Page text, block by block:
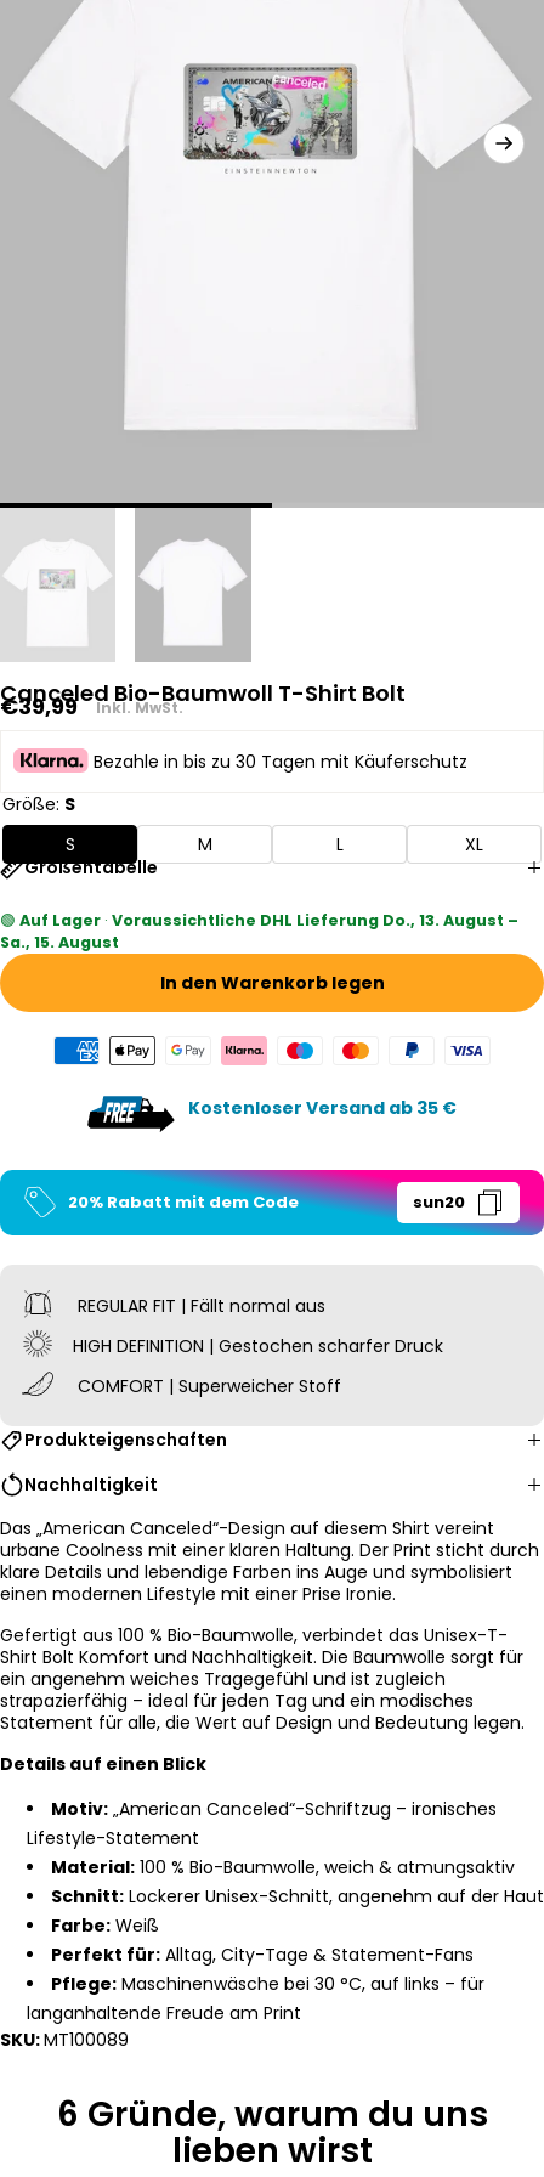
Canceled Bio-Baumwoll T-Shirt Bolt
Regulärer
€39,99 Inkl. MwSt.
Bezahle in bis zu 30 Tagen mit Käuferschutz
Größe: S
S
M L
XL
Größentabelle
🟢 Auf Lager · Voraussichtliche DHL Lieferung Do., 13. August –
Sa., 15. August
In den Warenkorb legen
Kostenloser Versand ab 35 €
20% Rabatt mit dem Code sun20
REGULAR FIT | Fällt normal aus
HIGH DEFINITION | Gestochen scharfer Druck
COMFORT | Superweicher Stoff
Produkteigenschaften
Nachhaltigkeit
Das „American Canceled“-Design auf diesem Shirt vereint
urbane Coolness mit einer klaren Haltung. Der Print sticht durch
klare Details und lebendige Farben ins Auge und symbolisiert
einen modernen Lifestyle mit einer Prise Ironie.
Gefertigt aus 100 % Bio-Baumwolle, verbindet das Unisex-T-
Shirt Bolt Komfort und Nachhaltigkeit. Die Baumwolle sorgt für
ein angenehm weiches Tragegefühl und ist zugleich
strapazierfähig – ideal für jeden Tag und ein modisches
Statement für alle, die Wert auf Design und Bedeutung legen.
Details auf einen Blick
Motiv: „American Canceled“-Schriftzug – ironisches
Lifestyle-Statement
Material: 100 % Bio-Baumwolle, weich & atmungsaktiv
Schnitt: Lockerer Unisex-Schnitt, angenehm auf der Haut
Farbe: Weiß
Perfekt für: Alltag, City-Tage & Statement-Fans
Pflege: Maschinenwäsche bei 30 °C, auf links – für
langanhaltende Freude am Print
SKU:MT100089
6 Gründe, warum du uns
lieben wirst